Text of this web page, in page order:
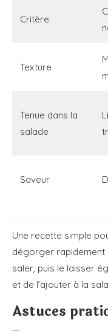
Critère
Texture
Tenue dans la
salade
Saveur
Une recette simple
dégorger rapidement
saler, puis le laisser
et de l’ajouter à la
Astuces